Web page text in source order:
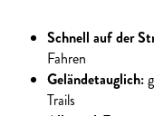
Schnell auf der
Fahren
Geländetauglich:
Trails